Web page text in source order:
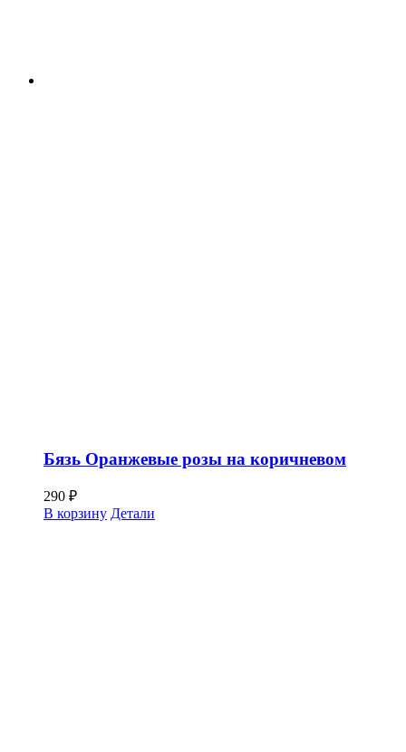
Бязь Оранжевые розы на коричневом
290 ₽
В корзину Детали